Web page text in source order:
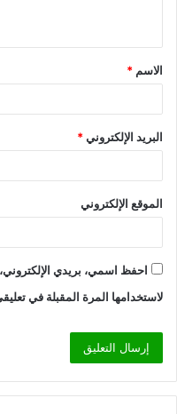
ق
*
الاسم *
البريد الإلكتروني*
الموقع الإلكتروني
احفظ اسمي، بريدي
لاستخدامها المرة المقبلة في